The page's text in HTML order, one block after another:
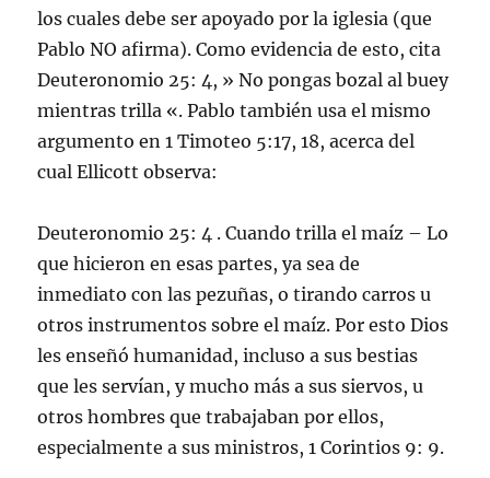
los cuales debe ser apoyado por la iglesia (que
Pablo NO afirma). Como evidencia de esto, cita
Deuteronomio 25: 4, » No pongas bozal al buey
mientras trilla «. Pablo también usa el mismo
argumento en 1 Timoteo 5:17, 18, acerca del
cual Ellicott observa:
Deuteronomio 25: 4 . Cuando trilla el maíz – Lo
que hicieron en esas partes, ya sea de
inmediato con las pezuñas, o tirando carros u
otros instrumentos sobre el maíz. Por esto Dios
les enseñó humanidad, incluso a sus bestias
que les servían, y mucho más a sus siervos, u
otros hombres que trabajaban por ellos,
especialmente a sus ministros, 1 Corintios 9: 9.